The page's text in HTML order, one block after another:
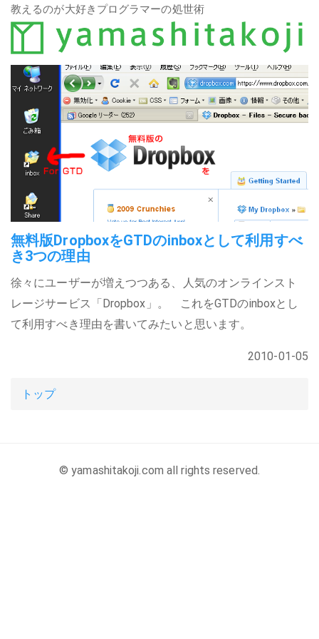
教えるのが大好きプログラマーの処世術
無料版DropboxをGTDのinboxとして利用すべ
き3つの理由
徐々にユーザーが増えつつある、人気のオンラインスト
レージサービス「Dropbox」。 これをGTDのinboxとし
て利用すべき理由を書いてみたいと思います。
2010-01-05
トップ
© yamashitakoji.com all rights reserved.